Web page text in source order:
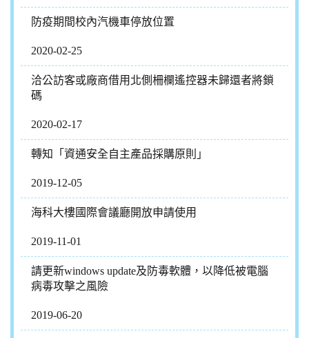
防疫期間校內汽機車停放位置
2020-02-25
洽公訪客或廠商借用北側柵欄遙控器未歸還者將鎖
碼
2020-02-17
轉知「資通安全自主產品採購原則」
2019-12-05
海科大樓國際會議廳開放申請使用
2019-11-01
請更新windows update及防毒軟體，以降低被電腦
病毒攻擊之風險
2019-06-20